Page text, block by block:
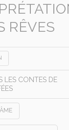
RÊVES
LES CONTES DE